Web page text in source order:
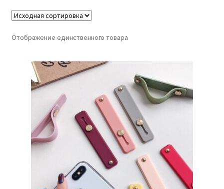
Отображение единственного товара